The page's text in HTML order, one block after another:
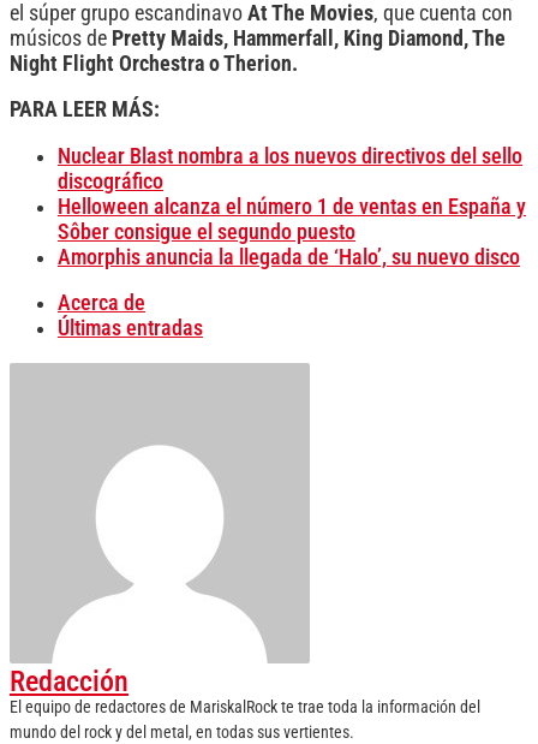
el súper grupo escandinavo At The Movies, que cuenta con
músicos de Pretty Maids, Hammerfall, King Diamond, The
Night Flight Orchestra o Therion.
PARA LEER MÁS:
Nuclear Blast nombra a los nuevos directivos del sello
discográfico
Helloween alcanza el número 1 de ventas en España y
Sôber consigue el segundo puesto
Amorphis anuncia la llegada de ‘Halo’, su nuevo disco
Acerca de
Últimas entradas
Redacción
El equipo de redactores de MariskalRock te trae toda la información del
mundo del rock y del metal, en todas sus vertientes.